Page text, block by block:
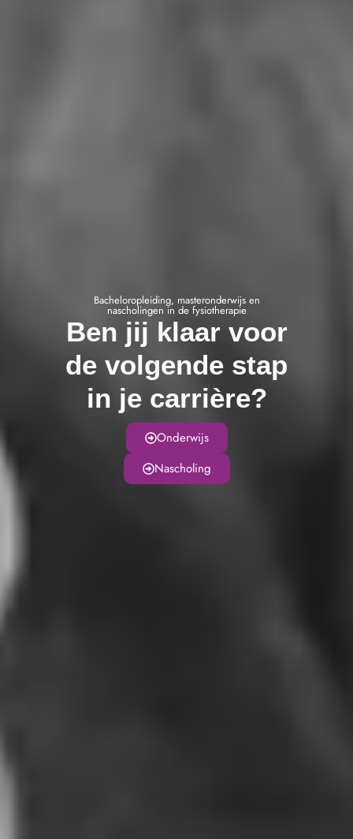
Bacheloropleiding, masteronderwijs en
nascholingen in de fysiotherapie
Ben jij klaar voor
de volgende stap
in je carrière?
Onderwijs
Nascholing